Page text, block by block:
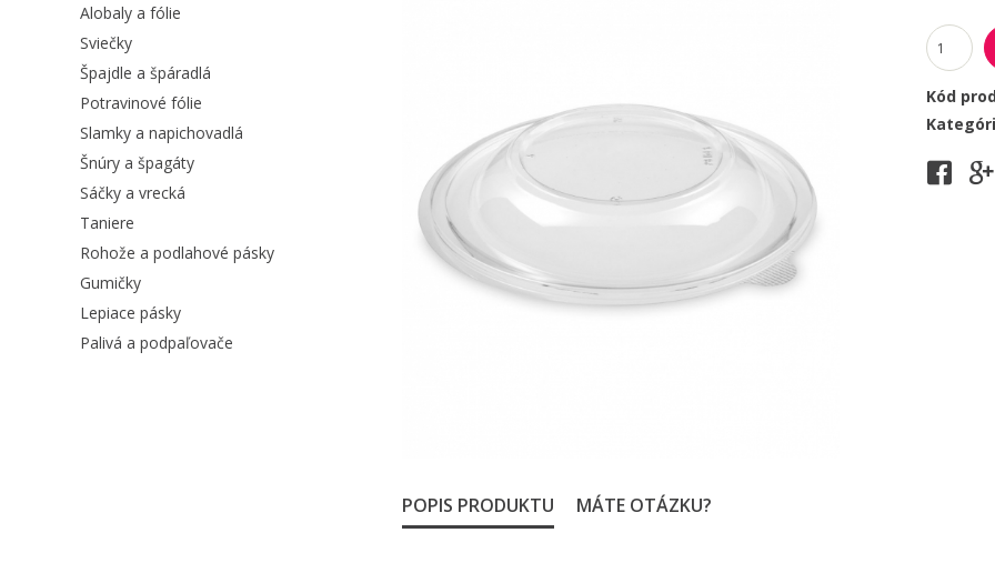
Alobaly a fólie
Sviečky
Špajdle a špáradlá
Potravinové fólie
Slamky a napichovadlá
Šnúry a špagáty
Sáčky a vrecká
Taniere
Rohože a podlahové pásky
Gumičky
Lepiace pásky
Palivá a podpaľovače
Kód
POPIS PRODUKTU MÁTE OTÁZKU?